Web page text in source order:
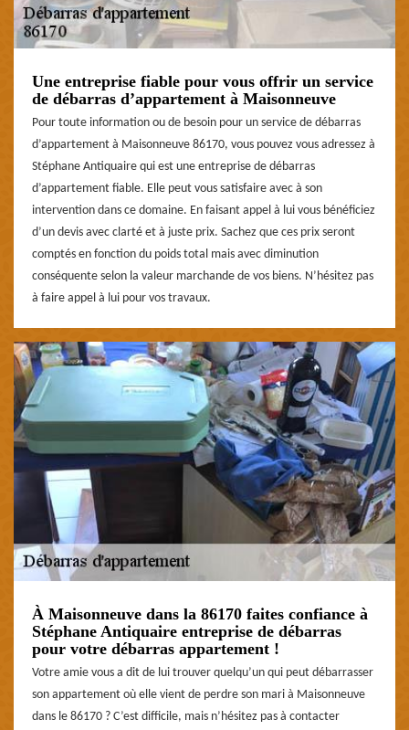
Une entreprise fiable pour vous offrir un service
de débarras d’appartement à Maisonneuve
Pour toute information ou de besoin pour un service de débarras
d’appartement à Maisonneuve 86170, vous pouvez vous adressez à
Stéphane Antiquaire qui est une entreprise de débarras
d’appartement fiable. Elle peut vous satisfaire avec à son
intervention dans ce domaine. En faisant appel à lui vous bénéficiez
d’un devis avec clarté et à juste prix. Sachez que ces prix seront
comptés en fonction du poids total mais avec diminution
conséquente selon la valeur marchande de vos biens. N’hésitez pas
à faire appel à lui pour vos travaux.
À Maisonneuve dans la 86170 faites confiance à
Stéphane Antiquaire entreprise de débarras
pour votre débarras appartement !
Votre amie vous a dit de lui trouver quelqu’un qui peut débarrasser
son appartement où elle vient de perdre son mari à Maisonneuve
dans le 86170 ? C’est difficile, mais n’hésitez pas à contacter